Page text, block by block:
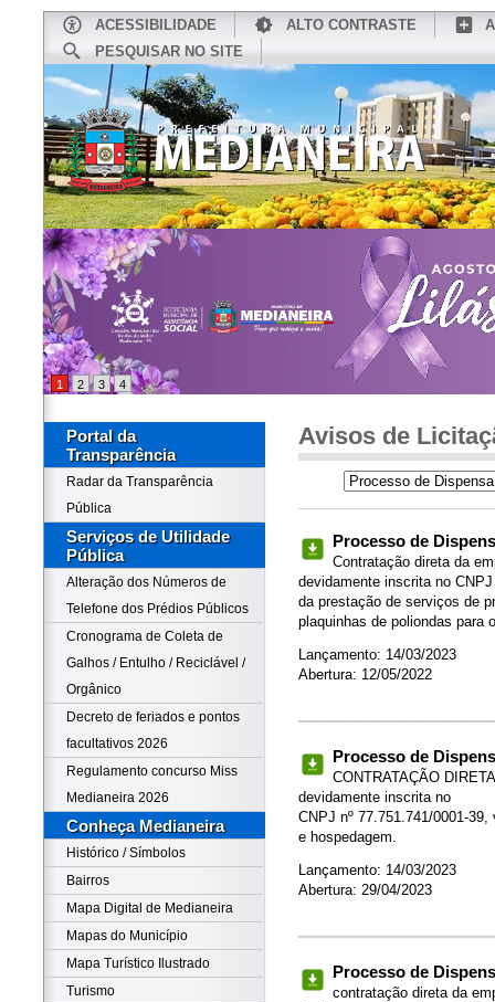
ACESSIBILIDADE ALTO CONTRASTE
PESQUISAR NO SITE
CONHEÇA MEDIANEIRA
1 2 3 4
Portal da
Transparência
Radar da Transparência
Pública
Serviços de Utilidade
Pública
Alteração dos Números de
Telefone dos Prédios Públicos
Cronograma de Coleta de
Galhos / Entulho / Reciclável /
Orgânico
Decreto de feriados e pontos
facultativos 2026
Regulamento concurso Miss
Medianeira 2026
Conheça Medianeira
Histórico / Símbolos
Bairros
Mapa Digital de Medianeira
Mapas do Município
Mapa Turístico Ilustrado
Turismo
Avisos de
Processo de
Contratação direta da
devidamente inscrita no
da prestação de serviços de
plaquinhas de poliondas para
Lançamento: 14/03/2023
Abertura: 12/05/2022
Processo de
CONTRATAÇÃO
devidamente inscrita no
CNPJ nº 77.751.741/0001-
e hospedagem.
Lançamento: 14/03/2023
Abertura: 29/04/2023
Processo de
contratação direta da